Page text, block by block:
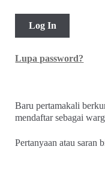
Lupa password?
Baru pertamakali
mendaftar sebagai
Pertanyaan atau saran